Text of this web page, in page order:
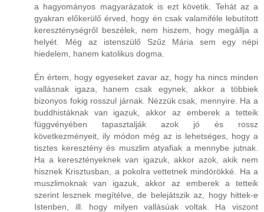
a hagyományos magyarázatok is ezt követik. Tehát az a
gyakran előkerülő érved, hogy én csak valamiféle lebutított
kereszténységről beszélek, nem hiszem, hogy megállja a
helyét. Még az istenszülő Szűz Mária sem egy népi
hiedelem, hanem katolikus dogma.
Én értem, hogy egyeseket zavar az, hogy ha nincs minden
vallásnak igaza, hanem csak egynek, akkor a többiek
bizonyos fokig rosszul járnak. Nézzük csak, mennyire. Ha a
buddhistáknak van igazuk, akkor az emberek a tetteik
függvényében tapasztalják azok jó és rossz
következményeit, ily módon még az is lehetséges, hogy a
tisztes keresztény és muszlim atyafiak a mennybe jutnak.
Ha a keresztényeknek van igazuk, akkor azok, akik nem
hisznek Krisztusban, a pokolra vettetnek mindörökké. Ha a
muszlimoknak van igazuk, akkor az emberek a tetteik
szerint lesznek megítélve, de belejátszik az, hogy hittek-e
Istenben, ill. hogy milyen vallásúak voltak. Ha viszont